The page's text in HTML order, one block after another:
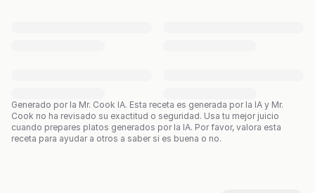
Generado por la Mr. Cook IA. Esta receta es generada por la IA y Mr.
Cook no ha revisado su exactitud o seguridad. Usa tu mejor juicio
cuando prepares platos generados por la IA. Por favor, valora esta
receta para ayudar a otros a saber si es buena o no.